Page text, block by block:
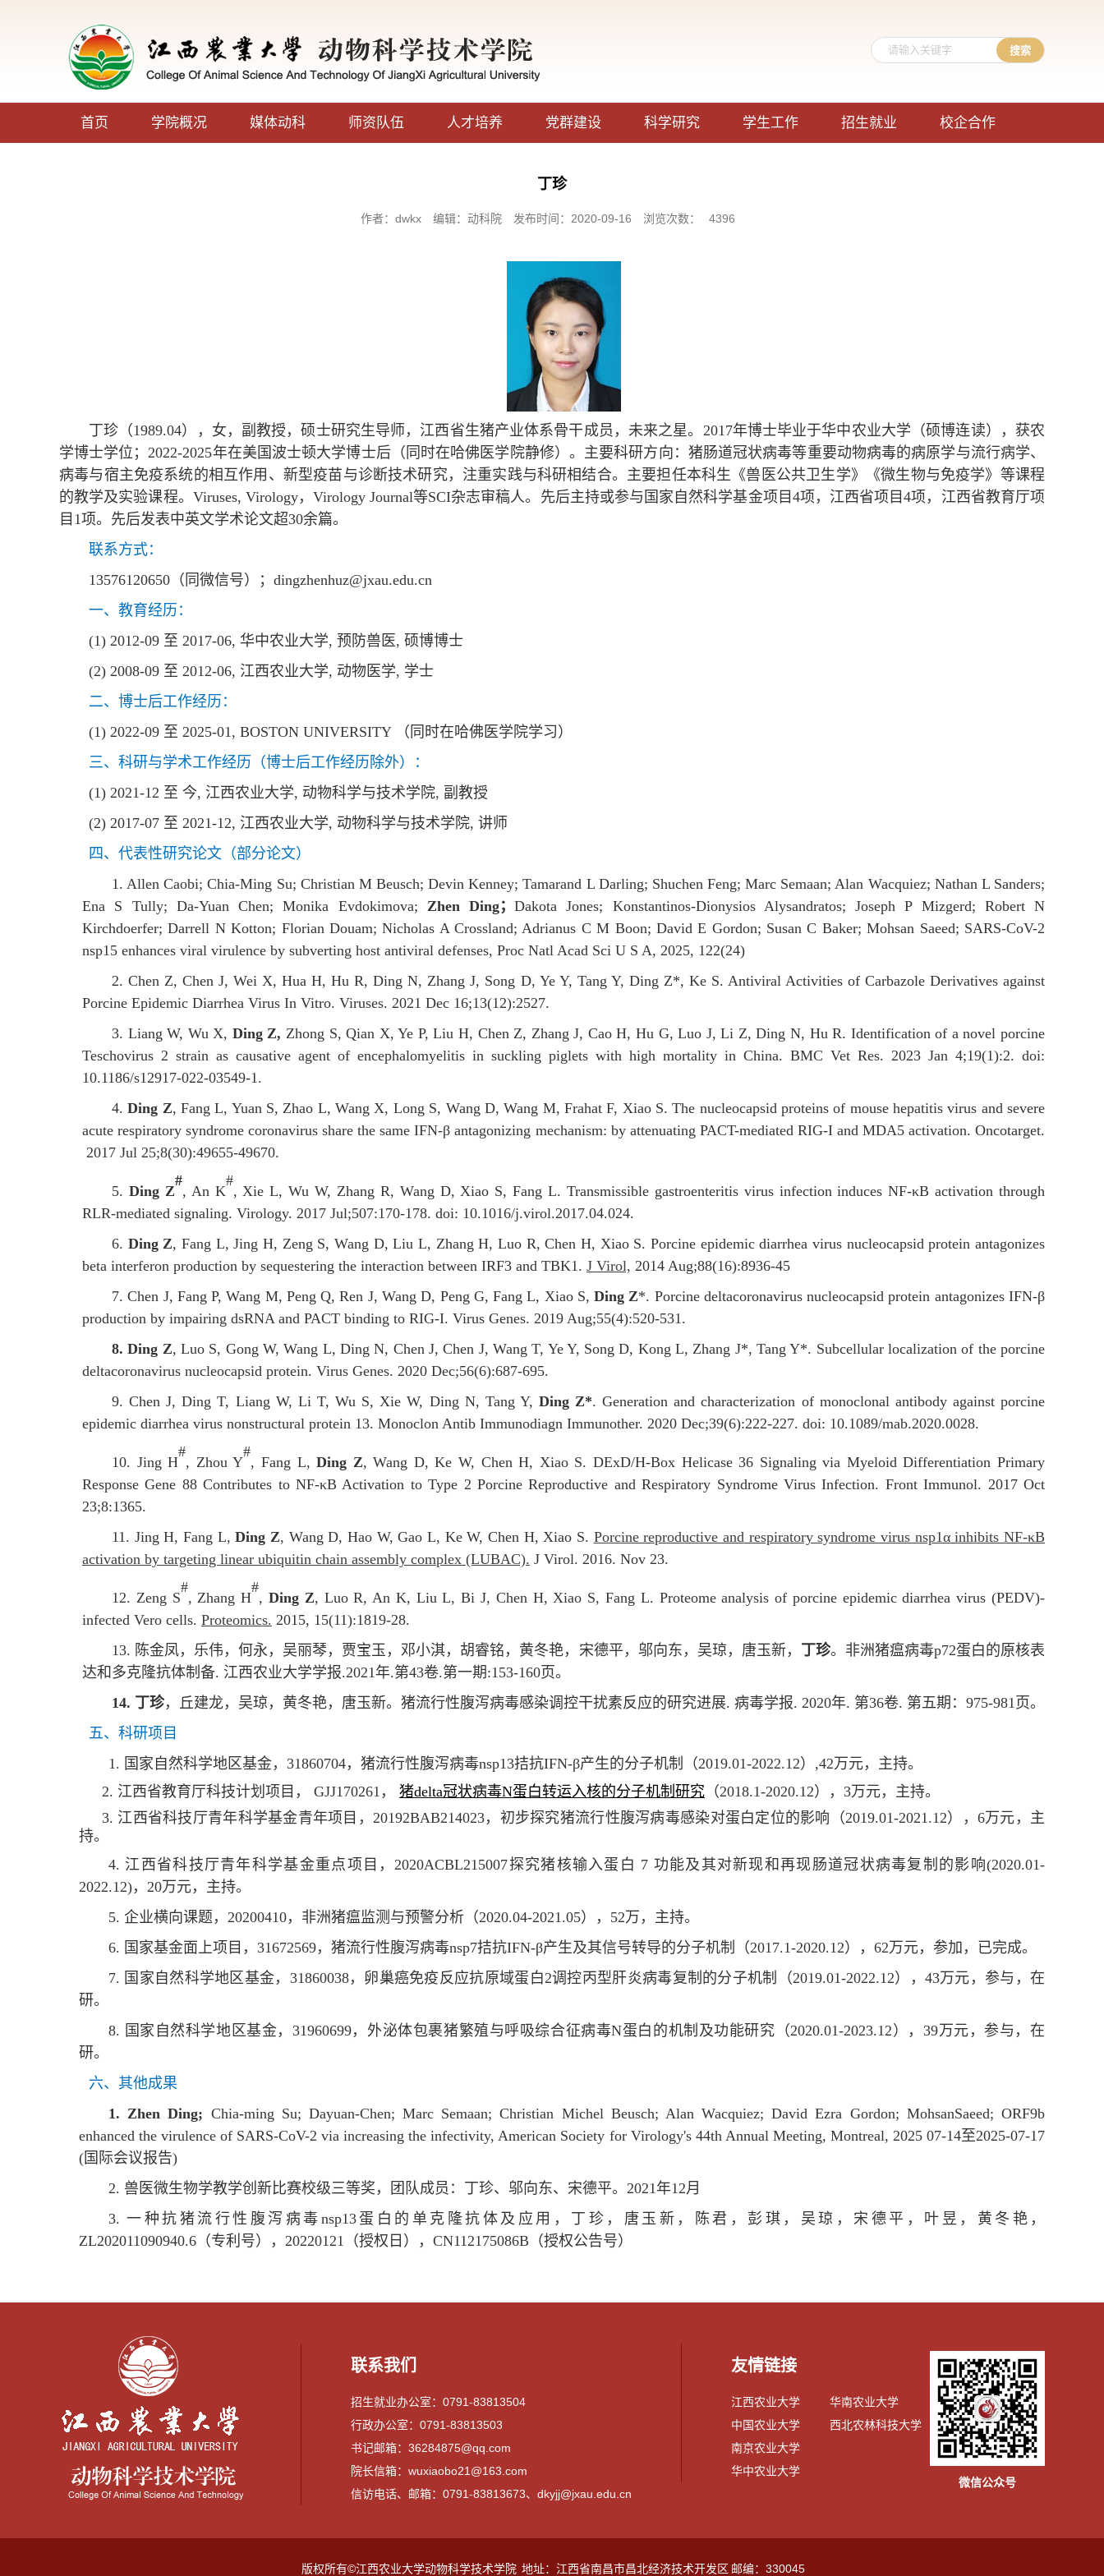
首页 学院概况 媒体动科 师资队伍 人才培养 党群建设 科学研究 学生工作 招生就业 校企合作
丁珍
作者：dwkx 编辑：动科院 发布时间：2020-09-16 浏览次数： 4396
丁珍（1989.04），女，副教授，硕士研究生导师，江西省生猪产业体系骨干成员，未来之星。2017年博士毕业于华中农业大学（硕博连读），获农
学博士学位；2022-2025年在美国波士顿大学博士后（同时在哈佛医学院静修）。主要科研方向：猪肠道冠状病毒等重要动物病毒的病原学与流行病学、
病毒与宿主免疫系统的相互作用、新型疫苗与诊断技术研究，注重实践与科研相结合。主要担任本科生《兽医公共卫生学》《微生物与免疫学》等课程
的教学及实验课程。Viruses, Virology，Virology Journal等SCI杂志审稿人。先后主持或参与国家自然科学基金项目4项，江西省项目4项，江西省教育厅项
目1项。先后发表中英文学术论文超30余篇。
联系方式：
13576120650（同微信号）；dingzhenhuz@jxau.edu.cn
一、教育经历：
(1) 2012-09 至 2017-06, 华中农业大学, 预防兽医, 硕博博士
(2) 2008-09 至 2012-06, 江西农业大学, 动物医学, 学士
二、博士后工作经历：
(1) 2022-09 至 2025-01, BOSTON UNIVERSITY （同时在哈佛医学院学习）
三、科研与学术工作经历（博士后工作经历除外）：
(1) 2021-12 至 今, 江西农业大学, 动物科学与技术学院, 副教授
(2) 2017-07 至 2021-12, 江西农业大学, 动物科学与技术学院, 讲师
四、代表性研究论文（部分论文）
1. Allen Caobi; Chia-Ming Su; Christian M Beusch; Devin Kenney; Tamarand L Darling; Shuchen Feng; Marc Semaan; Alan Wacquiez; Nathan L Sanders;
Ena S Tully; Da-Yuan Chen; Monika Evdokimova; Zhen Ding； Dakota Jones; Konstantinos-Dionysios Alysandratos; Joseph P Mizgerd; Robert N
Kirchdoerfer; Darrell N Kotton; Florian Douam; Nicholas A Crossland; Adrianus C M Boon; David E Gordon; Susan C Baker; Mohsan Saeed; SARS-CoV-2
nsp15 enhances viral virulence by subverting host antiviral defenses, Proc Natl Acad Sci U S A, 2025, 122(24)
2. Chen Z, Chen J, Wei X, Hua H, Hu R, Ding N, Zhang J, Song D, Ye Y, Tang Y, Ding Z*, Ke S. Antiviral Activities of Carbazole Derivatives against
Porcine Epidemic Diarrhea Virus In Vitro. Viruses. 2021 Dec 16;13(12):2527.
3. Liang W, Wu X, Ding Z, Zhong S, Qian X, Ye P, Liu H, Chen Z, Zhang J, Cao H, Hu G, Luo J, Li Z, Ding N, Hu R. Identification of a novel porcine
Teschovirus 2 strain as causative agent of encephalomyelitis in suckling piglets with high mortality in China. BMC Vet Res. 2023 Jan 4;19(1):2. doi:
10.1186/s12917-022-03549-1.
4.Ding Z, Fang L, Yuan S, Zhao L, Wang X, Long S, Wang D, Wang M, Frahat F, Xiao S. The nucleocapsid proteins of mouse hepatitis virus and severe
acute respiratory syndrome coronavirus share the same IFN-β antagonizing mechanism: by attenuating PACT-mediated RIG-I and MDA5 activation. Oncotarget.
2017 Jul 25;8(30):49655-49670.
5. Ding Z
#
, An K
#
, Xie L, Wu W, Zhang R, Wang D, Xiao S, Fang L. Transmissible gastroenteritis virus infection induces NF-κB activation through
RLR-mediated signaling. Virology. 2017 Jul;507:170-178. doi: 10.1016/j.virol.2017.04.024.
6. Ding Z, Fang L, Jing H, Zeng S, Wang D, Liu L, Zhang H, Luo R, Chen H, Xiao S. Porcine epidemic diarrhea virus nucleocapsid protein antagonizes
beta interferon production by sequestering the interaction between IRF3 and TBK1. J Virol, 2014 Aug;88(16):8936-45
7.Chen J, Fang P, Wang M, Peng Q, Ren J, Wang D, Peng G, Fang L, Xiao S,Ding Z*. Porcine deltacoronavirus nucleocapsid protein antagonizes IFN-β
production by impairing dsRNA and PACT binding to RIG-I. Virus Genes. 2019 Aug;55(4):520-531.
8.Ding Z, Luo S, Gong W, Wang L, Ding N, Chen J, Chen J, Wang T, Ye Y, Song D, Kong L, Zhang J*, Tang Y*. Subcellular localization of the porcine
deltacoronavirus nucleocapsid protein. Virus Genes. 2020 Dec;56(6):687-695.
9. Chen J, Ding T, Liang W, Li T, Wu S, Xie W, Ding N, Tang Y, Ding Z*. Generation and characterization of monoclonal antibody against porcine
epidemic diarrhea virus nonstructural protein 13. Monoclon Antib Immunodiagn Immunother. 2020 Dec;39(6):222-227. doi: 10.1089/mab.2020.0028.
10. Jing H
#
, Zhou Y
#
, Fang L,Ding Z, Wang D, Ke W, Chen H, Xiao S. DExD/H-Box Helicase 36 Signaling via Myeloid Differentiation Primary
Response Gene 88 Contributes to NF-κB Activation to Type 2 Porcine Reproductive and Respiratory Syndrome Virus Infection. Front Immunol. 2017 Oct
23;8:1365.
11. Jing H, Fang L,Ding Z, Wang D, Hao W, Gao L, Ke W, Chen H, Xiao S. Porcine reproductive and respiratory syndrome virus nsp1α inhibits NF-κB
activation by targeting linear ubiquitin chain assembly complex (LUBAC). J Virol. 2016. Nov 23.
12. Zeng S
#
, Zhang H
#
, Ding Z, Luo R, An K, Liu L, Bi J, Chen H, Xiao S, Fang L. Proteome analysis of porcine epidemic diarrhea virus (PEDV)-
infected Vero cells. Proteomics. 2015, 15(11):1819-28.
13. 陈金凤，乐伟，何永，吴丽琴，贾宝玉，邓小淇，胡睿铭，黄冬艳，宋德平，邬向东，吴琼，唐玉新， 丁珍。非洲猪瘟病毒p72蛋白的原核表
达和多克隆抗体制备. 江西农业大学学报.2021年.第43卷.第一期:153-160页。
14. 丁珍，丘建龙，吴琼，黄冬艳，唐玉新。猪流行性腹泻病毒感染调控干扰素反应的研究进展. 病毒学报. 2020年. 第36卷. 第五期：975-981页。
五、科研项目
1. 国家自然科学地区基金， 31860704，猪流行性腹泻病毒nsp13拮抗IFN-β产生的分子机制（2019.01-2022.12）,42万元，主持。
2. 江西省教育厅科技计划项目， GJJ170261， 猪delta冠状病毒N蛋白转运入核的分子机制研究 （2018.1-2020.12），3万元，主持。
3. 江西省科技厅青年科学基金青年项目， 20192BAB214023，初步探究猪流行性腹泻病毒感染对蛋白定位的影响（2019.01-2021.12），6万元，主
持。
4. 江西省科技厅青年科学基金重点项目，2020ACBL215007探究猪核输入蛋白 7 功能及其对新现和再现肠道冠状病毒复制的影响(2020.01-
2022.12)，20万元，主持。
5. 企业横向课题，20200410，非洲猪瘟监测与预警分析（2020.04-2021.05），52万，主持。
6. 国家基金面上项目，31672569，猪流行性腹泻病毒nsp7拮抗IFN-β产生及其信号转导的分子机制（2017.1-2020.12），62万元，参加，已完成。
7. 国家自然科学地区基金，31860038，卵巢癌免疫反应抗原域蛋白2调控丙型肝炎病毒复制的分子机制（2019.01-2022.12），43万元，参与，在
研。
8. 国家自然科学地区基金，31960699，外泌体包裹猪繁殖与呼吸综合征病毒N蛋白的机制及功能研究（2020.01-2023.12），39万元，参与，在
研。
六、其他成果
1. Zhen Ding; Chia-ming Su; Dayuan-Chen; Marc Semaan; Christian Michel Beusch; Alan Wacquiez; David Ezra Gordon; MohsanSaeed; ORF9b
enhanced the virulence of SARS-CoV-2 via increasing the infectivity, American Society for Virology's 44th Annual Meeting, Montreal, 2025 07-14至2025-07-17
(国际会议报告)
2. 兽医微生物学教学创新比赛校级三等奖，团队成员：丁珍、邬向东、宋德平。2021年12月
3. 一种抗猪流行性腹泻病毒nsp13蛋白的单克隆抗体及应用，丁珍，唐玉新，陈君，彭琪，吴琼，宋德平，叶昱，黄冬艳，
ZL202011090940.6（专利号），20220121（授权日），CN112175086B（授权公告号）
联系我们
招生就业办公室：0791-83813504
行政办公室：0791-83813503
书记邮箱：36284875@qq.com
院长信箱：wuxiaobo21@163.com
信访电话、邮箱：0791-83813673、dkyjj@jxau.edu.cn
友情链接
江西农业大学
中国农业大学
南京农业大学
华中农业大学
华南农业大学
西北农林科技大学
微信公众号
版权所有©江西农业大学动物科学技术学院 地址：江西省南昌市昌北经济技术开发区 邮编：330045